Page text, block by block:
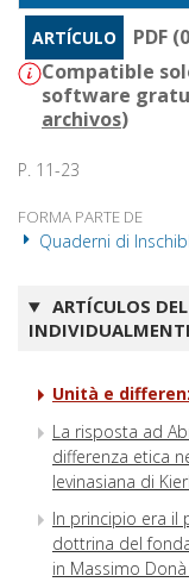
ARTÍCULO
PDF
Compatible
software
archivos)
P. 11-23
FORMA PARTE DE
Quaderni di
ARTÍCULOS
Unità e
La risposta ad
differenza etica
levinasiana di
In principio era il
dottrina del
in Massimo